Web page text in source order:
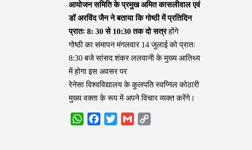
आयोजन समिति के प्रमुख अमित कासलीवाल एवं
डॉ अरविंद जैन ने बताया कि गोष्ठी में प्रतिदिन
प्रातः 8: 30 से 10:30 तक दो सत्रहोंगे
गोष्ठी का समापन मंगलवार 14 जुलाई को प्रातः
8:30 बजे सांसद शंकर ललवानी के मुख्य आतिथ्य
में होगा इस अवसर पर
रेनेसा विश्वविद्यालय के कुलपति स्वप्निल कोठारी
मुख्य वक्ता के रूप में अपने विचार व्यक्त करेंगे।
WhatsAppFacebook
Twitter Gmail